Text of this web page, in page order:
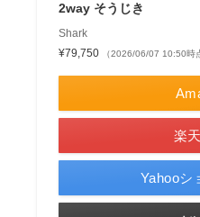
2way そうじき
Shark
¥79,750
（2026/06/07 10:50時
楽
Yahooシ